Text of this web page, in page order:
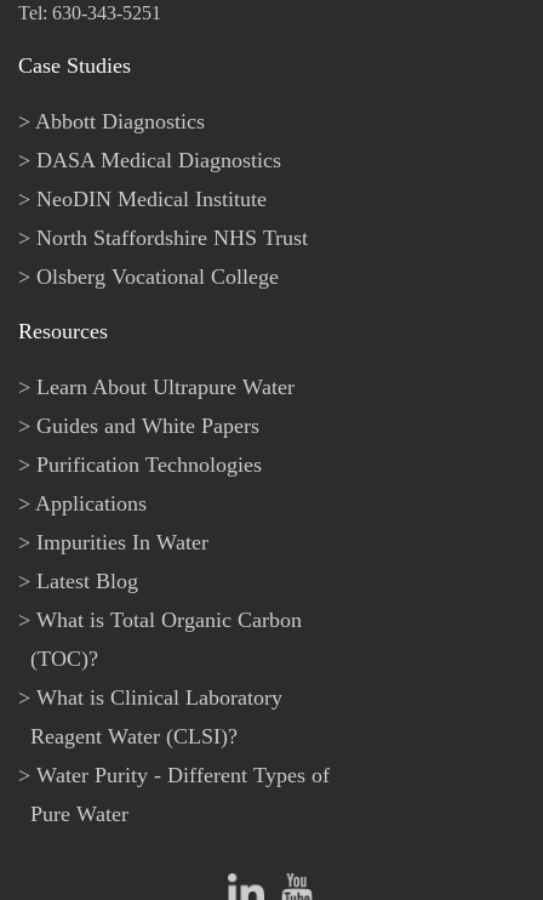
Tel: 630-343-5251
Case Studies
Abbott Diagnostics
DASA Medical Diagnostics
NeoDIN Medical Institute
North Staffordshire NHS Trust
Olsberg Vocational College
Resources
Learn About Ultrapure Water
Guides and White Papers
Purification Technologies
Applications
Impurities In Water
Latest Blog
What is Total Organic Carbon
(TOC)?
What is Clinical Laboratory
Reagent Water (CLSI)?
Water Purity - Different Types of
Pure Water